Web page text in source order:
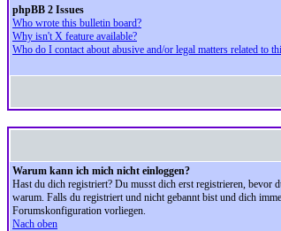
phpBB 2 Issues
Who wrote this bulletin board?
Why isn't X feature available?
Who do I contact about abusive and/or legal matters related to
Warum kann ich mich nicht einloggen?
Hast du dich registriert? Du musst dich erst registrieren, bevor
warum. Falls du registriert und nicht gebannt bist und dich
Forumskonfiguration vorliegen.
Nach oben